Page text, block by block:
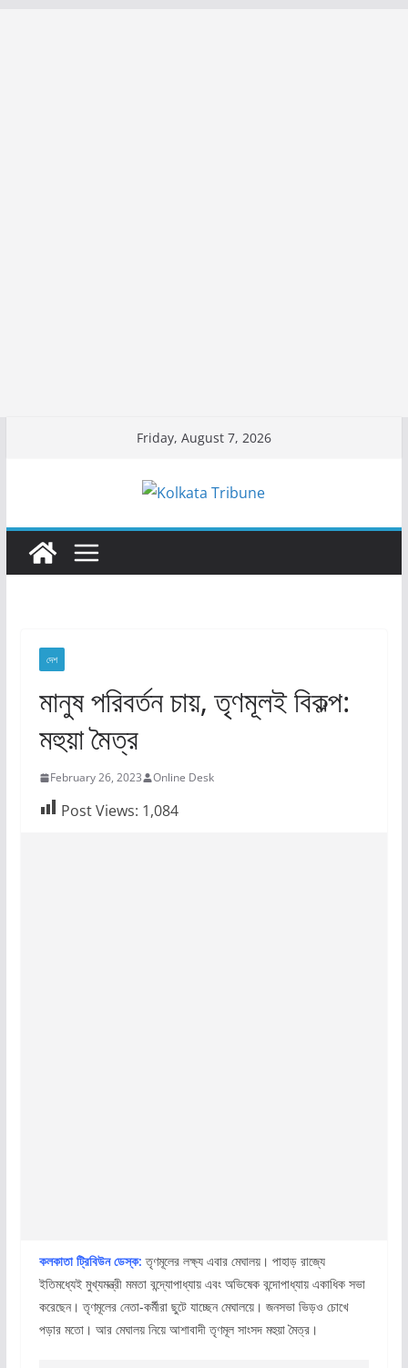
Friday, August 7, 2026
দেশ
মানুষ পরিবর্তন চায়, তৃণমূলই বিকল্প:
মহুয়া মৈত্র
February 26, 2023 Online Desk
Post Views: 1,084
কলকাতা ট্রিবিউন ডেস্ক: তৃণমূলের লক্ষ্য এবার মেঘালয়। পাহাড় রাজ্যে
ইতিমধ্যেই মুখ্যমন্ত্রী মমতা বন্দ্যোপাধ্যায় এবং অভিষেক বন্দোপাধ্যায় একাধিক সভা
করেছেন। তৃণমূলের নেতা-কর্মীরা ছুটে যাচ্ছেন মেঘালয়ে। জনসভা ভিড়ও চোখে
পড়ার মতো। আর মেঘালয় নিয়ে আশাবাদী তৃণমূল সাংসদ মহুয়া মৈত্র।